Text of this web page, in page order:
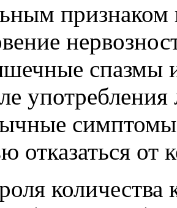
признаком
спазмы
отказаться от